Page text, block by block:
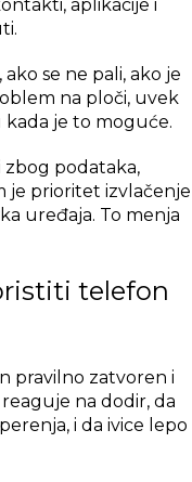
aplikacije i
se ne pali, ako je
na ploči, uvek
je to moguće.
zbog podataka,
je prioritet izvlačenje
uređaja. To menja
telefon
pravilno zatvoren i
na dodir, da
i da ivice lepo